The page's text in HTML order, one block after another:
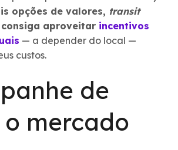
opções de valores, transit
aproveitar incentivos
— a depender do local —
custos.
de
mercado